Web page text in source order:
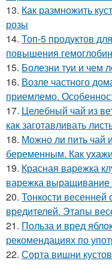
13. Как размножить
розы
14. Топ-5 продуктов
повышения
15. Болезни туи и чем
16. Возле частного
приемлемо.
17. Целебный чай из
как заготавливать
18. Можно ли пить чай
беременным. Как
19. Красная варежка
варежка выращивание
20. Тонкости весенней
вредителей. Этапы
21. Польза и вред
рекомендациях по
22. Сорта вишни